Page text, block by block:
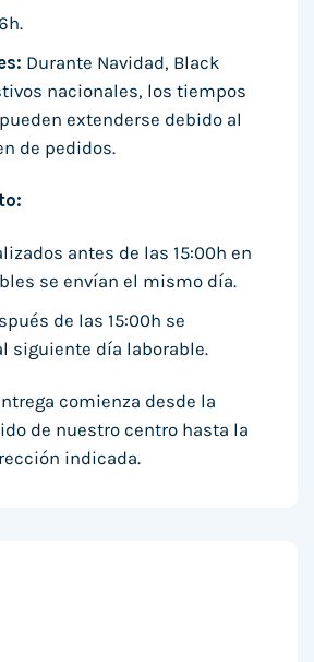
Durante Navidad, Black
nacionales, los tiempos
extenderse debido al
de pedidos.
antes de las 15:00h en
se envían el mismo día.
de las 15:00h se
siguiente día laborable.
comienza desde la
de nuestro centro hasta la
indicada.